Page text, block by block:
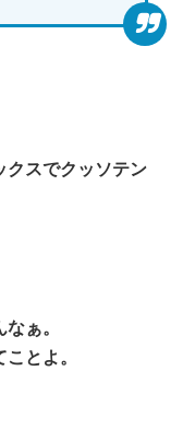
クスでクッソテン
ぁ。
とよ。